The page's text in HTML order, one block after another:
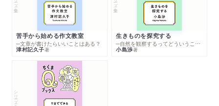
苦手から始める作文教室
─文章が書けたらいいことはある？
津村記久子著
生きものを探究する
─自然を観察するってどういうこと？
小島渉著
シリーズ・全集